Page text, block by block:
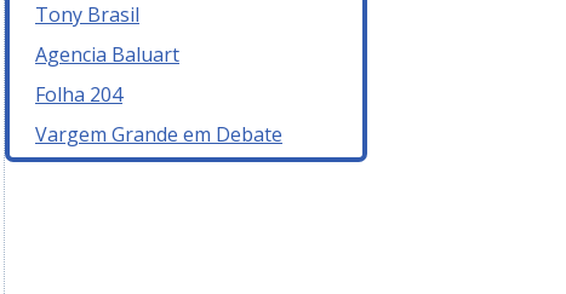
Tony Brasil
Agencia Baluart
Folha 204
Vargem Grande em Debate